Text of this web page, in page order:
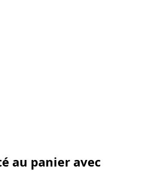
au panier avec